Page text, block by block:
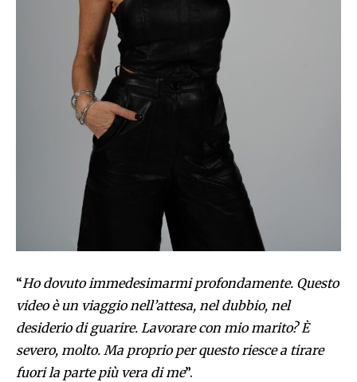
“Ho dovuto immedesimarmi profondamente. Questo
video è un viaggio nell’attesa, nel dubbio, nel
desiderio di guarire. Lavorare con mio marito? È
severo, molto. Ma proprio per questo riesce a tirare
fuori la parte più vera di me”.